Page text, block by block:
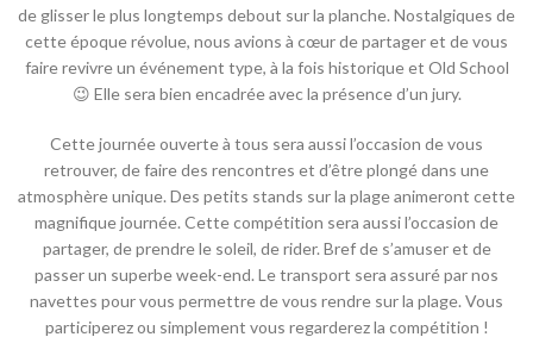
de glisser le plus longtemps debout sur la planche. Nostalgiques de
cette époque révolue, nous avions à cœur de partager et de vous
faire revivre un événement type, à la fois historique et Old School
😉 Elle sera bien encadrée avec la présence d’un jury.
Cette journée ouverte à tous sera aussi l’occasion de vous
retrouver, de faire des rencontres et d’être plongé dans une
atmosphère unique. Des petits stands sur la plage animeront cette
magnifique journée. Cette compétition sera aussi l’occasion de
partager, de prendre le soleil, de rider. Bref de s’amuser et de
passer un superbe week-end. Le transport sera assuré par nos
navettes pour vous permettre de vous rendre sur la plage. Vous
participerez ou simplement vous regarderez la compétition !